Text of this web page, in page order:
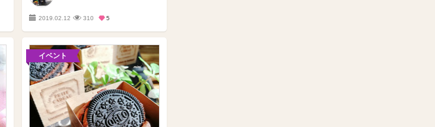
2019.02.12 310 5
イベント